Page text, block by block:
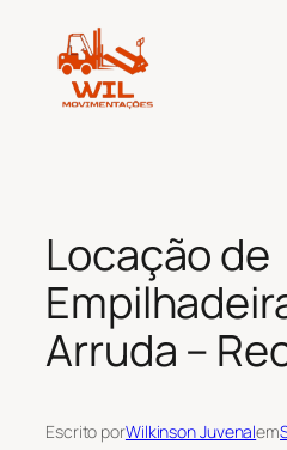
conteúdo
Locação de
Arruda –
Escrito porWilkinson Juvenalem